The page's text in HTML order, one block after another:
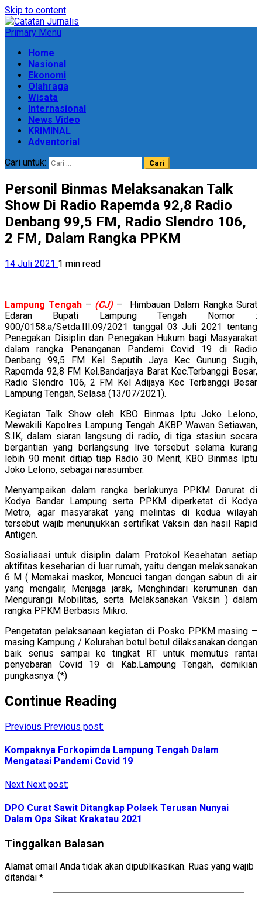
Skip to content
Primary Menu
Home
Nasional
Ekonomi
Olahraga
Wisata
Internasional
News Video
KRIMINAL
Adventorial
Cari untuk:
Personil Binmas Melaksanakan Talk
Show Di Radio Rapemda 92,8 Radio
Denbang 99,5 FM, Radio Slendro 106,
2 FM, Dalam Rangka PPKM
14 Juli 2021 1 min read
Lampung Tengah – (CJ)– Himbauan Dalam Rangka Surat
Edaran Bupati Lampung Tengah Nomor :
900/0158.a/Setda.III.09/2021 tanggal 03 Juli 2021 tentang
Penegakan Disiplin dan Penegakan Hukum bagi Masyarakat
dalam rangka Penanganan Pandemi Covid 19 di Radio
Denbang 99,5 FM Kel Seputih Jaya Kec Gunung Sugih,
Rapemda 92,8 FM Kel.Bandarjaya Barat Kec.Terbanggi Besar,
Radio Slendro 106, 2 FM Kel Adijaya Kec Terbanggi Besar
Lampung Tengah, Selasa (13/07/2021).
Kegiatan Talk Show oleh KBO Binmas Iptu Joko Lelono,
Mewakili Kapolres Lampung Tengah AKBP Wawan Setiawan,
S.IK, dalam siaran langsung di radio, di tiga stasiun secara
bergantian yang berlangsung live tersebut selama kurang
lebih 90 menit ditiap tiap Radio 30 Menit, KBO Binmas Iptu
Joko Lelono, sebagai narasumber.
Menyampaikan dalam rangka berlakunya PPKM Darurat di
Kodya Bandar Lampung serta PPKM diperketat di Kodya
Metro, agar masyarakat yang melintas di kedua wilayah
tersebut wajib menunjukkan sertifikat Vaksin dan hasil Rapid
Antigen.
Sosialisasi untuk disiplin dalam Protokol Kesehatan setiap
aktifitas keseharian di luar rumah, yaitu dengan melaksanakan
6 M ( Memakai masker, Mencuci tangan dengan sabun di air
yang mengalir, Menjaga jarak, Menghindari kerumunan dan
Mengurangi Mobilitas, serta Melaksanakan Vaksin ) dalam
rangka PPKM Berbasis Mikro.
Pengetatan pelaksanaan kegiatan di Posko PPKM masing –
masing Kampung / Kelurahan betul betul dilaksanakan dengan
baik serius sampai ke tingkat RT untuk memutus rantai
penyebaran Covid 19 di Kab.Lampung Tengah, demikian
pungkasnya. (*)
Continue Reading
Previous Previous post:
Kompaknya Forkopimda Lampung Tengah Dalam
Mengatasi Pandemi Covid 19
Next Next post:
DPO Curat Sawit Ditangkap Polsek Terusan Nunyai
Dalam Ops Sikat Krakatau 2021
Tinggalkan Balasan
Alamat email Anda tidak akan dipublikasikan. Ruas yang wajib
ditandai *